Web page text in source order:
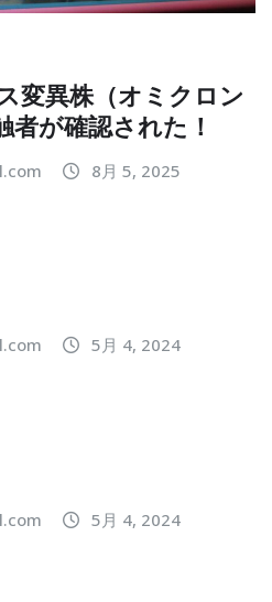
変異株（オミクロン
者が確認された！
8月 5, 2025
5月 4, 2024
5月 4, 2024